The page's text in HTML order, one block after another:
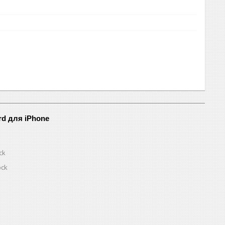
для iPhone